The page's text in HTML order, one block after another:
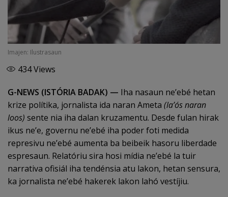
Imajen: Ilustrasaun
434Views
G-NEWS (ISTÓRIA BADAK) — Iha nasaun ne’ebé hetan
krize polítika, jornalista ida naran Ameta (la’ós naran
loos) sente nia iha dalan kruzamentu. Desde fulan hirak
ikus ne’e, governu ne’ebé iha poder foti medida
represivu ne’ebé aumenta ba beibeik hasoru liberdade
espresaun. Relatóriu sira hosi mídia ne’ebé la tuir
narrativa ofisiál iha tendénsia atu lakon, hetan sensura,
ka jornalista ne’ebé hakerek lakon lahó vestíjiu.